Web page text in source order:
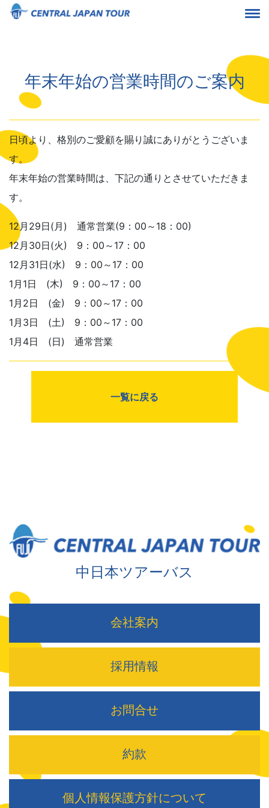
年末年始の営業時間のご案内
日頃より、格別のご愛顧を賜り誠にありがとうございま
す。
年末年始の営業時間は、下記の通りとさせていただきま
す。
12月29日(月) 通常営業(9：00～18：00)
12月30日(火) 9：00～17：00
12月31日(水) 9：00～17：00
1月1日 (木) 9：00～17：00
1月2日 (金) 9：00～17：00
1月3日 (土) 9：00～17：00
1月4日 (日) 通常営業
一覧に戻る
中日本ツアーバス
会社案内
採用情報
お問合せ
約款
個人情報保護方針について